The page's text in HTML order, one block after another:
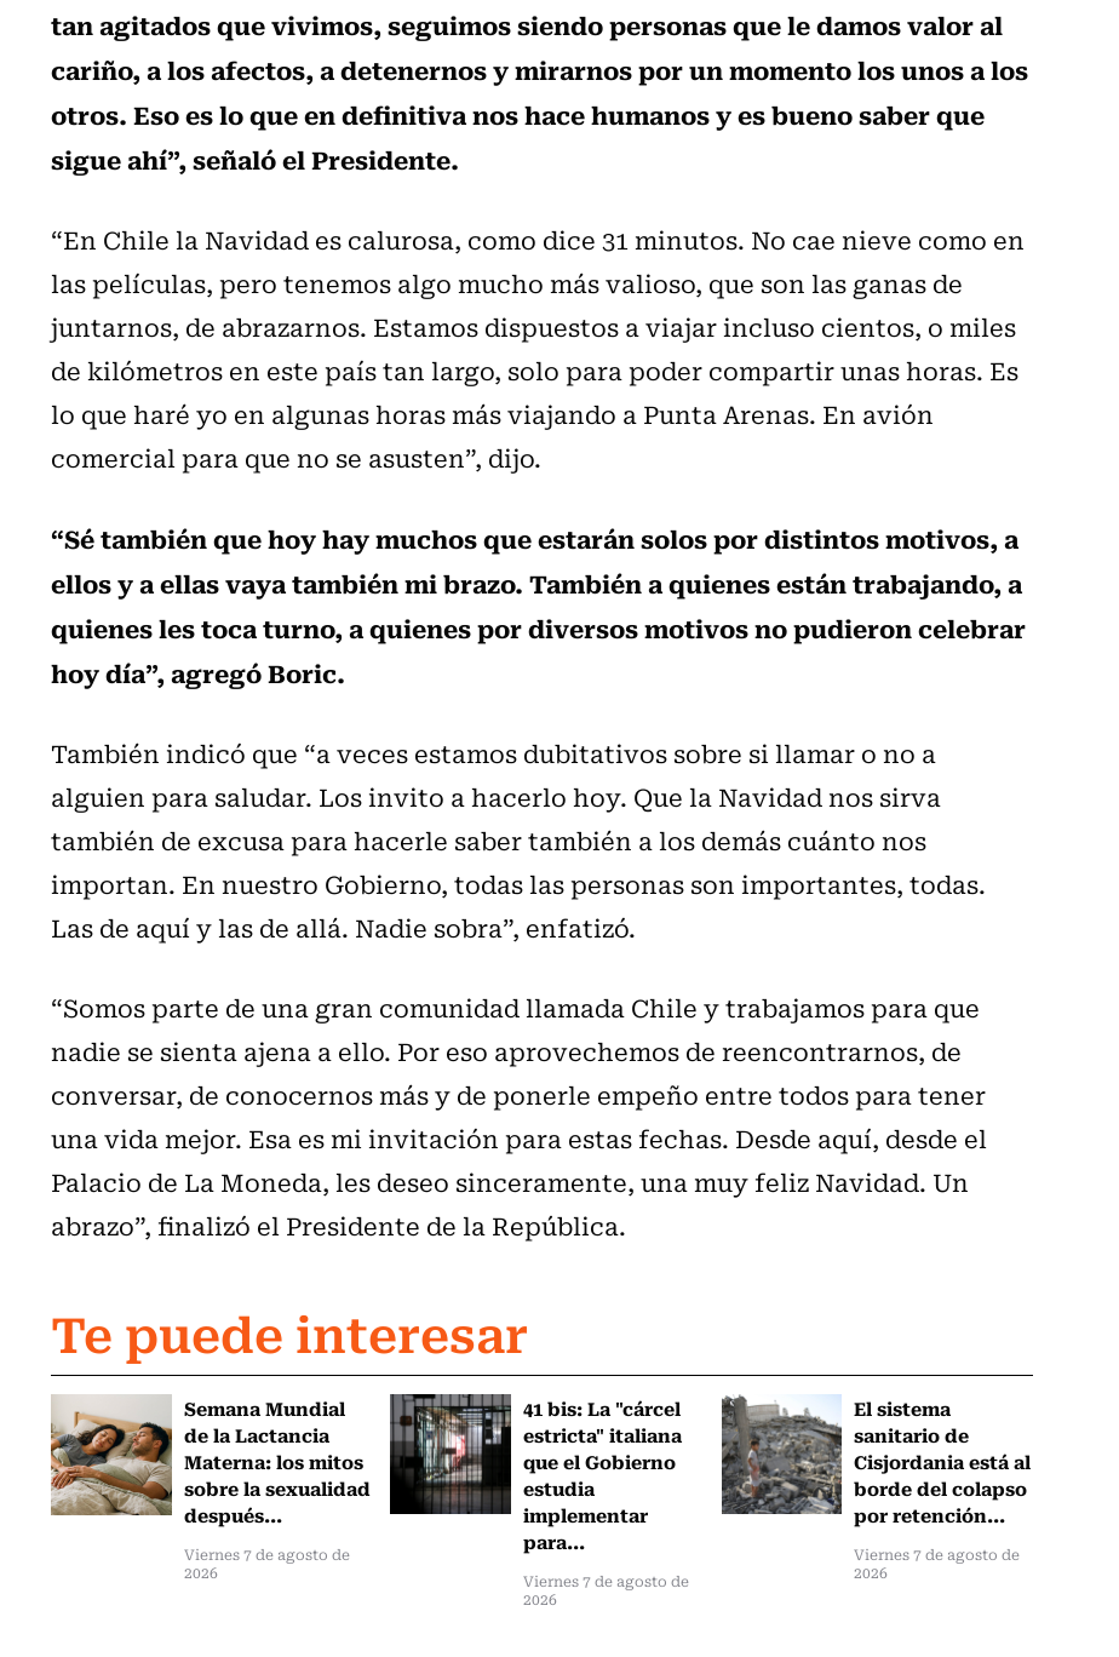
tan agitados que vivimos, seguimos siendo personas que le damos valor al
cariño, a los afectos, a detenernos y mirarnos por un momento los unos a los
otros. Eso es lo que en definitiva nos hace humanos y es bueno saber que
sigue ahí”, señaló el Presidente.
“En Chile la Navidad es calurosa, como dice 31 minutos. No cae nieve como en
las películas, pero tenemos algo mucho más valioso, que son las ganas de
juntarnos, de abrazarnos. Estamos dispuestos a viajar incluso cientos, o miles
de kilómetros en este país tan largo, solo para poder compartir unas horas. Es
lo que haré yo en algunas horas más viajando a Punta Arenas. En avión
comercial para que no se asusten”, dijo.
“Sé también que hoy hay muchos que estarán solos por distintos motivos, a
ellos y a ellas vaya también mi brazo. También a quienes están trabajando, a
quienes les toca turno, a quienes por diversos motivos no pudieron celebrar
hoy día”, agregó Boric.
También indicó que “a veces estamos dubitativos sobre si llamar o no a
alguien para saludar. Los invito a hacerlo hoy. Que la Navidad nos sirva
también de excusa para hacerle saber también a los demás cuánto nos
importan. En nuestro Gobierno, todas las personas son importantes, todas.
Las de aquí y las de allá. Nadie sobra”, enfatizó.
“Somos parte de una gran comunidad llamada Chile y trabajamos para que
nadie se sienta ajena a ello. Por eso aprovechemos de reencontrarnos, de
conversar, de conocernos más y de ponerle empeño entre todos para tener
una vida mejor. Esa es mi invitación para estas fechas. Desde aquí, desde el
Palacio de La Moneda, les deseo sinceramente, una muy feliz Navidad. Un
abrazo”, finalizó el Presidente de la República.
Te puede interesar
Semana Mundial
de la Lactancia
Materna: los mitos
sobre la sexualidad
después...
Viernes 7 de agosto de
2026
41 bis: La "cárcel
estricta" italiana
que el Gobierno
estudia
implementar
para...
Viernes 7 de agosto de
2026
El sistema
sanitario de
Cisjordania está al
borde del colapso
por retención...
Viernes 7 de agosto de
2026